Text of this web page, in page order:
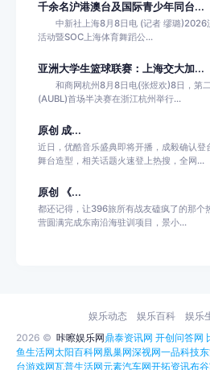
千余名沪港澳台及国际青少年同台...
中新社上海8月8日电 (记者 缪璐)2026
活动暨SOC上海体育舞蹈公...
亚洲大学生篮球联赛：上海交大加...
和商网杭州8月8日电(张煜欢)8日，第
(AUBL)首场半决赛在浙江杭州举行...
原创 成...
近日，优酷音乐盛典即将开播，成毅确认
舞台造型，相关话题火速登上热搜，全网...
原创 《...
都还记得，让396旅所有战友磕疯了的那个
营圆满完成东南沿海驻训项目，景小...
2026 © 咔嚓娱乐网鼎泰资讯网 开创问答网
鱼生活网太阳百科网凰巢网深视网一品科技
台游戏网瓦普生活网元素汽车网开拓资讯布
娱乐动态 娱乐百科 娱乐